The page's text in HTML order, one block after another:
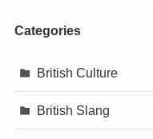
Categories
British Culture
British Slang